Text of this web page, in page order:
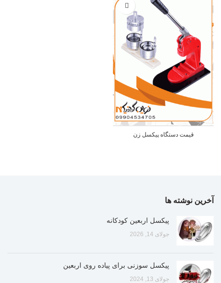
قیمت دستگاه پیکسل زن
آخرین نوشته ها
پیکسل اربعین کودکانه
جولای 14, 2026
پیکسل سوزنی برای پیاده روی اربعین
جولای 13, 2024